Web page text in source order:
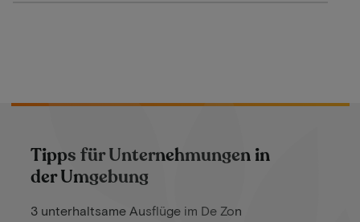
Tipps für Unternehmungen in
der Umgebung
3 unterhaltsame Ausflüge im De Zon